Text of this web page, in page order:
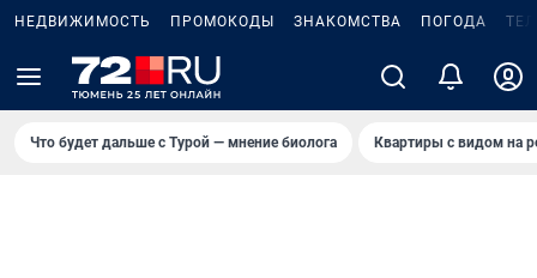
НЕДВИЖИМОСТЬ ПРОМОКОДЫ ЗНАКОМСТВА ПОГОДА
Что будет дальше с Турой — мнение биолога Квартиры с видом на